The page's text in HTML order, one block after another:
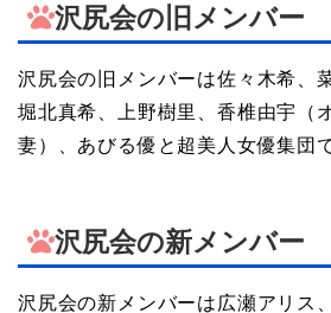
沢尻会の旧メンバー
沢尻会の旧メンバーは佐々木希、
堀北真希、上野樹里、香椎由宇（
妻）、あびる優と超美人女優集団
沢尻会の新メンバー
沢尻会の新メンバーは広瀬アリス